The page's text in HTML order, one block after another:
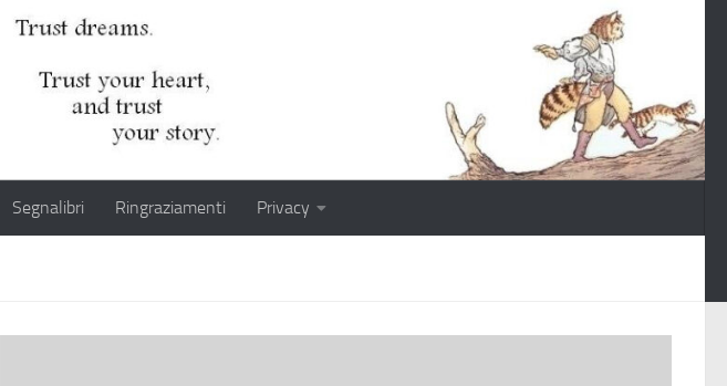
Segnalibri Ringraziamenti Privacy